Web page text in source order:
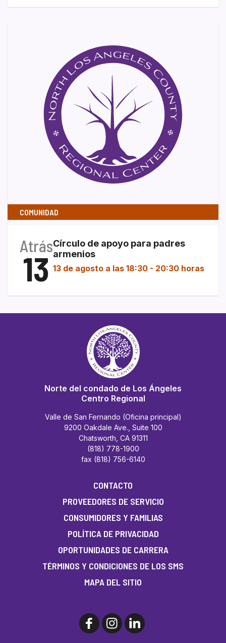
COMUNIDAD
Atrás
13
Círculo de apoyo para padres
armenios
13 de agosto a las 18:30 - 20:30 horas
Norte del condado de Los Ángeles
Centro Regional
Valle de San Fernando (Oficina principal)
9200 Oakdale Ave., Suite 100
Chatsworth, CA 91311
(818) 778-1900
fax (818) 756-6140
CONTACTO
PROVEEDORES DE SERVICIO
CONSUMIDORES Y FAMILIAS
POLÍTICA DE PRIVACIDAD
OPORTUNIDADES DE CARRERA
TÉRMINOS Y CONDICIONES DE LOS SMS
MAPA DEL SITIO